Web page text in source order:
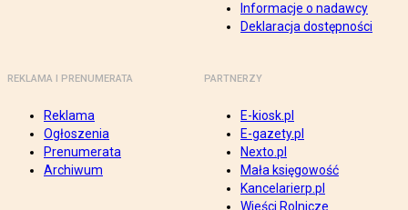
Informacje o nadawcy
Deklaracja dostępności
REKLAMA I PRENUMERATA
Reklama
Ogłoszenia
Prenumerata
Archiwum
PARTNERZY
E-kiosk.pl
E-gazety.pl
Nexto.pl
Mała księgowość
Kancelarierp.pl
Wieści Rolnicze